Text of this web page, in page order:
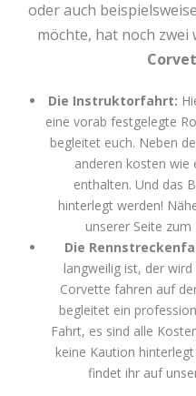
oder auch
möchte, hat noch
Die Instruktorfahrt:
eine vorab festgelegte
begleitet euch. Neben
anderen kosten wie
enthalten. Und das
hinterlegt werden!
unserer Seite zum
Die
langweilig ist, der
Corvette fahren auf
begleitet ein
Fahrt, es sind alle
keine Kaution
findet ihr auf